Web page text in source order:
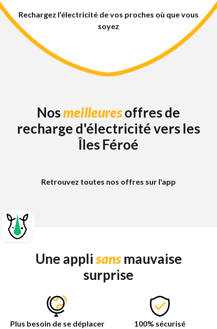
Rechargez l’électricité de vos proches où que vous
soyez
Nosmeilleuresoffres de
recharge d'électricité vers les
Îles Féroé
Retrouvez toutes nos offres sur l'app
Une appli sansmauvaise
surprise
Plus besoin de se déplacer 100% sécurisé